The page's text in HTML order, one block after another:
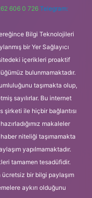
606 0 726 Telegram:
Bilgi Teknolojileri
bir Yer Sağlayıcı
içerikleri proaktif
bulunmamaktadır.
taşımakta olup,
sayılırlar. Bu internet
şirketi ile hiçbir bağlantısı
makaleler
niteliği taşımamakta
yapılmamaktadır.
tamamen tesadüfidir.
bir bilgi paylaşım
aykırı olduğunu